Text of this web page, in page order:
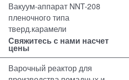
Вакуум-аппарат NNT-208
пленочного типа
тверд.карамели
Свяжитесь с нами насчет
цены
Варочный реактор для